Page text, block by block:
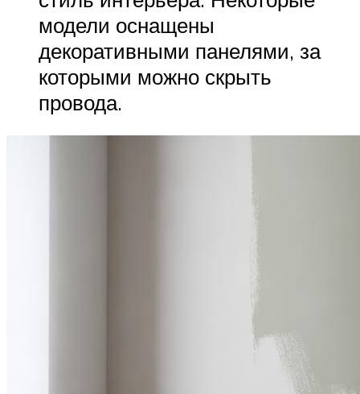
модели оснащены
декоративными панелями, за
которыми можно скрыть
провода.